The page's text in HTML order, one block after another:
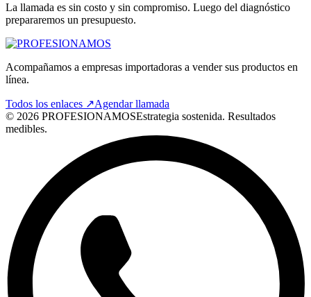
La llamada es sin costo y sin compromiso. Luego del diagnóstico
prepararemos un presupuesto.
Acompañamos a empresas importadoras a vender sus productos en
línea.
Todos los enlaces ↗Agendar llamada
© 2026 PROFESIONAMOSEstrategia sostenida. Resultados
medibles.